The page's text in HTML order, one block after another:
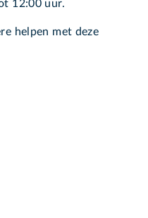
12:00 uur.
helpen met deze